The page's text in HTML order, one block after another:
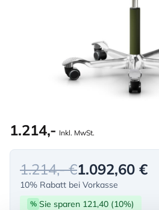
1.214,- Inkl. MwSt.
1.214,- €1.092,60 €
10% Rabatt bei Vorkasse
% Sie sparen 121,40 (10%)